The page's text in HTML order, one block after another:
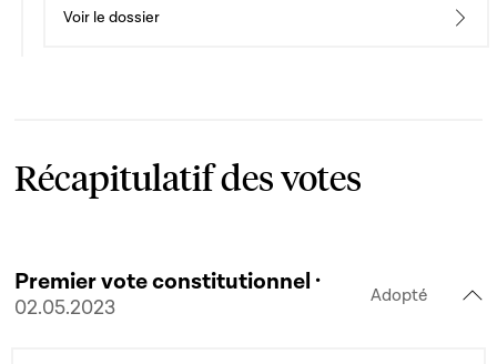
Voir le dossier
Récapitulatif des votes
Premier vote constitutionnel ·
02.05.2023
Adopté